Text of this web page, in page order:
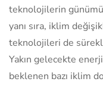
teknolojilerin
yanı sıra, iklim
teknolojileri de
Yakın gelecekte
beklenen bazı iklim